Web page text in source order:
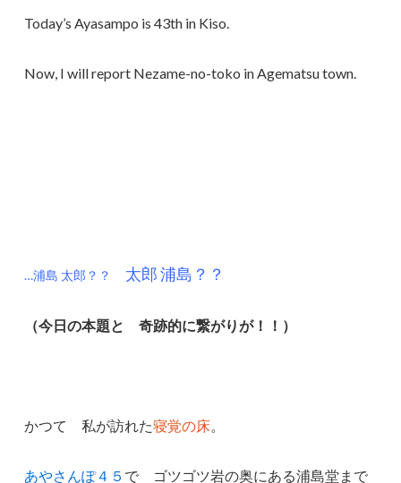
Today’s Ayasampo is 43th in Kiso.
Now, I will report Nezame-no-toko in Agematsu town.
…浦島 太郎？？ 太郎 浦島？？
（今日の本題と 奇跡的に繋がりが！！）
かつて 私が訪れた寝覚の床。
あやさんぽ４５ で ゴツゴツ岩の奥にある浦島堂まで